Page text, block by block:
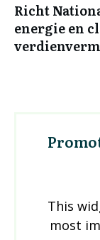
Richt
energie en
This
most